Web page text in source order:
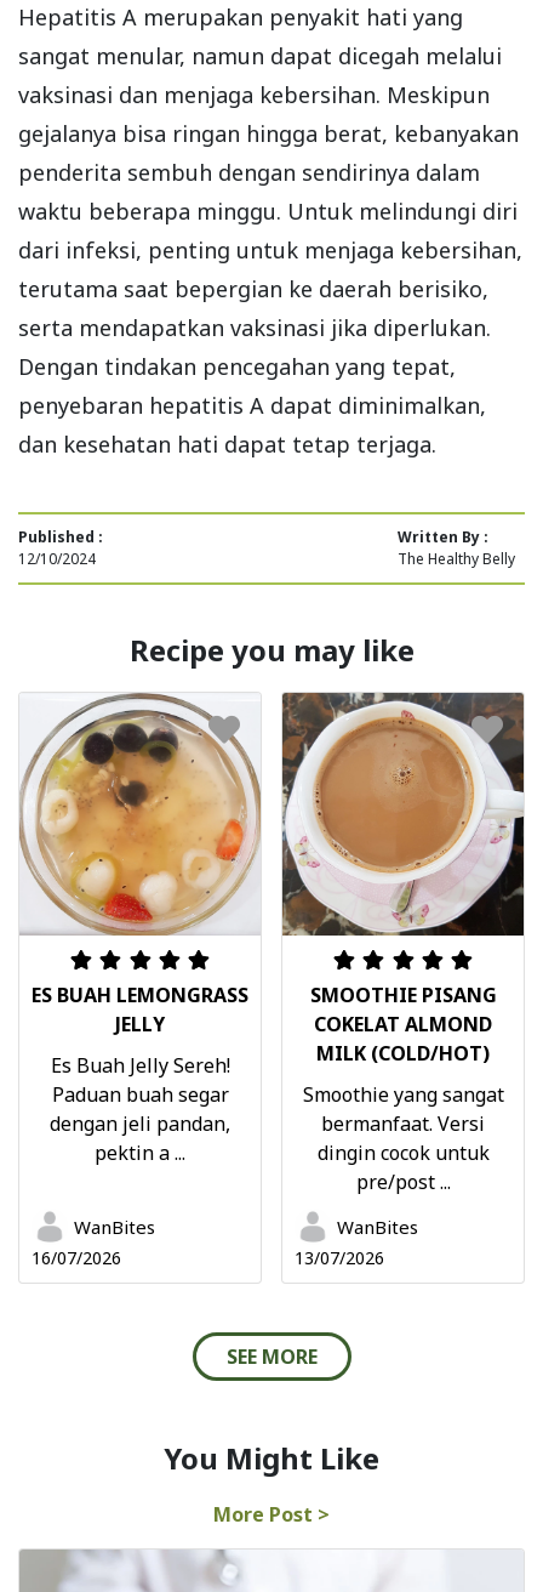
Hepatitis A merupakan penyakit hati yang
sangat menular, namun dapat dicegah melalui
vaksinasi dan menjaga kebersihan. Meskipun
gejalanya bisa ringan hingga berat, kebanyakan
penderita sembuh dengan sendirinya dalam
waktu beberapa minggu. Untuk melindungi diri
dari infeksi, penting untuk menjaga kebersihan,
terutama saat bepergian ke daerah berisiko,
serta mendapatkan vaksinasi jika diperlukan.
Dengan tindakan pencegahan yang tepat,
penyebaran hepatitis A dapat diminimalkan,
dan kesehatan hati dapat tetap terjaga.
Published :
12/10/2024
Written By :
The Healthy Belly
Recipe you may like
ES BUAH LEMONGRASS
JELLY
Es Buah Jelly Sereh!
Paduan buah segar
dengan jeli pandan,
pektin a ...
WanBites
16/07/2026
SMOOTHIE PISANG
COKELAT ALMOND
MILK (COLD/HOT)
Smoothie yang sangat
bermanfaat. Versi
dingin cocok untuk
pre/post ...
WanBites
13/07/2026
SEE MORE
You Might Like
More Post >